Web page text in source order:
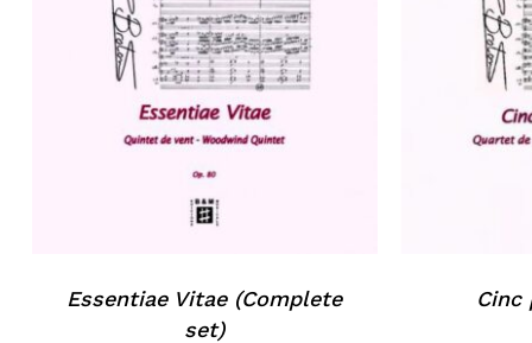
Essentiae Vitae (Complete
set)
Cinc